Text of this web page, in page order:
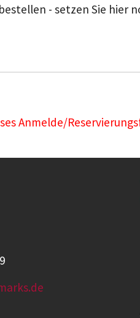
- setzen Sie hier
Anmelde/